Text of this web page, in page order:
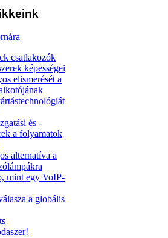
csatlakozók
képességei
elismerését a
és -
a folyamatok
alternatíva a
mint egy VoIP-
a globális